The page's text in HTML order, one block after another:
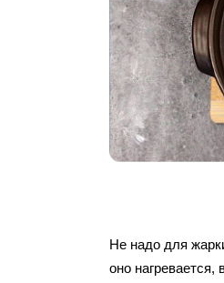
Не надо для
оно нагревается,